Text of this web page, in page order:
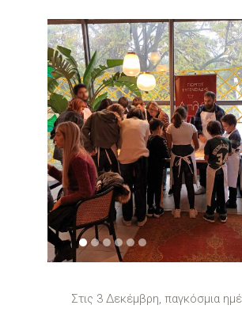
1 2 3 4 5 6
Στις 3 Δεκέμβρη, παγκόσμια